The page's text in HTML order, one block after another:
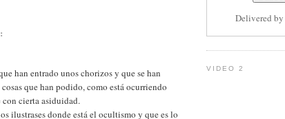
han entrado unos chorizos y que se han
que han podido, como está ocurriendo
con cierta asiduidad.
ilustrases donde está el ocultismo y que es lo
Delivered by
VIDEO 2